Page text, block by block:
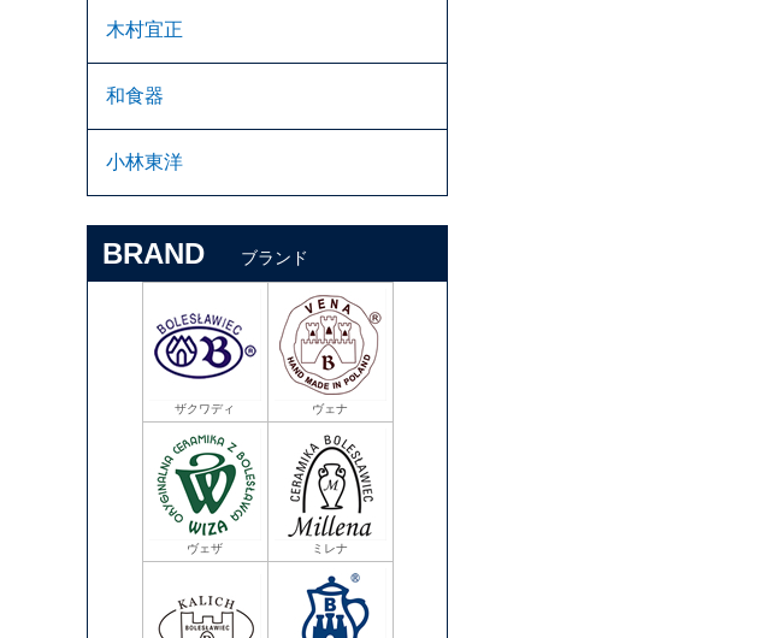
木村宜正
和食器
小林東洋
BRAND ブランド
ザクワディ ヴェナ
ヴェザ ミレナ